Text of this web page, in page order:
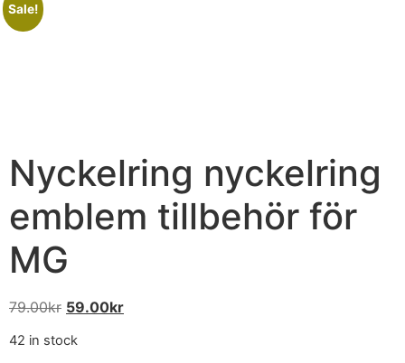
Sale!
Nyckelring nyckelring
emblem tillbehör för
MG
79.00kr 59.00kr
42 in stock